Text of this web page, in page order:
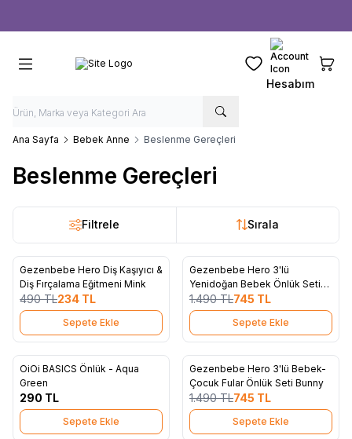
Favorilerim
Hesabım
Ana Sayfa Bebek Anne Beslenme Gereçleri
Beslenme Gereçleri
Filtrele Sırala
%52
Favorilere Ekle
4
Gezenbebe Hero Diş Kaşıyıcı &
Diş Fırçalama Eğitmeni Mink
490TL234 TL
Sepete Ekle
%50
Favorilere Ekle
4
Gezenbebe Hero 3'lü
Yenidoğan Bebek Önlük Seti
Teddy
1.490TL745 TL
Sepete Ekle
Favorilere Ekle
9
OiOi BASICS Önlük - Aqua
Green
290 TL
Sepete Ekle
%50
Favorilere Ekle
4
Gezenbebe Hero 3'lü Bebek-
Çocuk Fular Önlük Seti Bunny
1.490TL745 TL
Sepete Ekle